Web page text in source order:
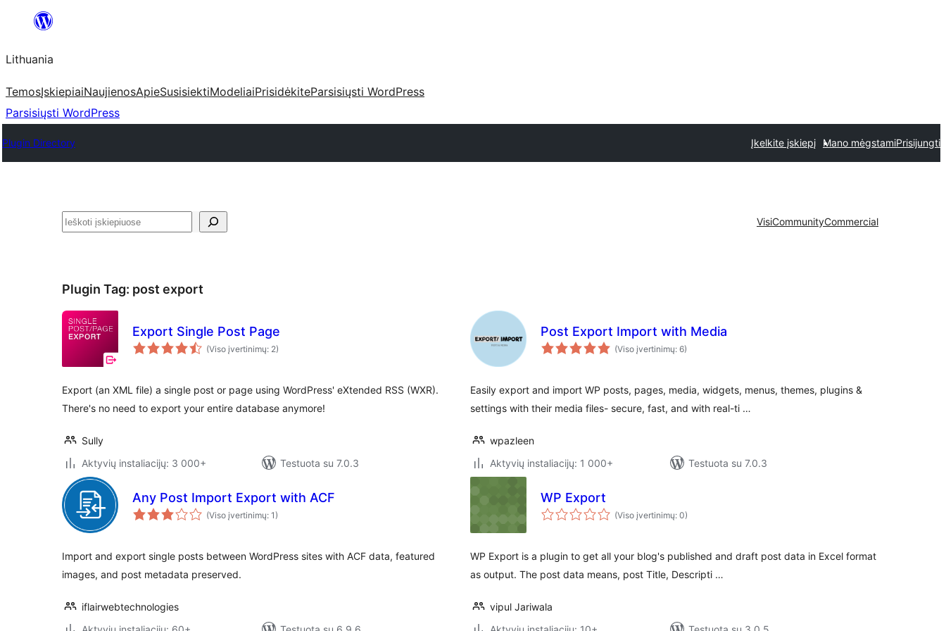
turinio
Lithuania
TemosĮskiepiaiNaujienosApieSusisiektiModeliaiPrisidėkiteParsisiųsti WordPress
Parsisiųsti WordPress
Plugin Directory Įkelkite įskiepį Mano mėgstamiPrisijungti
Paieška VisiCommunityCommercial
Plugin Tag: post export
Export Single Post Page
(Viso įvertinimų: 2)
Export (an XML file) a single post or page using WordPress' eXtended RSS (WXR).
There's no need to export your entire database anymore!
Sully
Aktyvių instaliacijų: 3 000+
Testuota su 7.0.3
Post Export Import with Media
(Viso įvertinimų: 6)
Easily export and import WP posts, pages, media, widgets, menus, themes, plugins &
settings with their media files- secure, fast, and with real-ti …
wpazleen
Aktyvių instaliacijų: 1 000+
Testuota su 7.0.3
Any Post Import Export with ACF
(Viso įvertinimų: 1)
Import and export single posts between WordPress sites with ACF data, featured
images, and post metadata preserved.
iflairwebtechnologies
WP Export
(Viso įvertinimų: 0)
WP Export is a plugin to get all your blog's published and draft post data in Excel format
as output. The post data means, post Title, Descripti …
vipul Jariwala